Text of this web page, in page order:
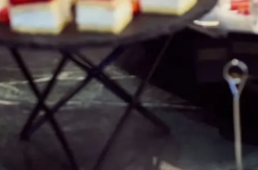
Prijzen
Volwassenen: €69 per persoon
Kinderen 4 t/m 12 jaar: €35
Kinderen t/m 3 jaar: gratis
Opgelet: brunchprijzen wijzigen vanaf
feestelijk dessertenbuffet
animatie voor jong en oud